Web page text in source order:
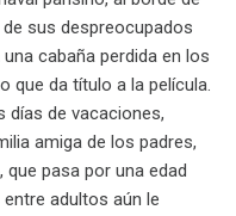
sus despreocupados
cabaña perdida en los
que da título a la película.
días de vacaciones,
amiga de los padres,
pasa por una edad
adultos aún le